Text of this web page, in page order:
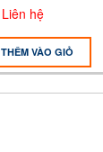
Liên hệ
THÊM VÀO GIỎ